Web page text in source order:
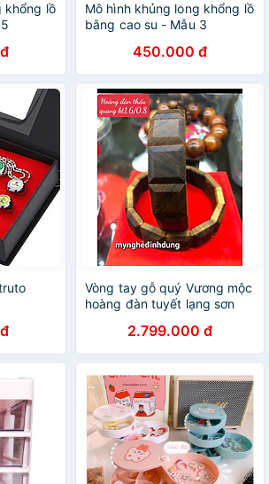
khổng lồ
Mô hình khủng long khổng lồ
bằng cao su - Mẫu 3
450.000 đ
Vòng tay gỗ quý Vương mộc
hoàng đàn tuyết lạng sơn
2.799.000 đ